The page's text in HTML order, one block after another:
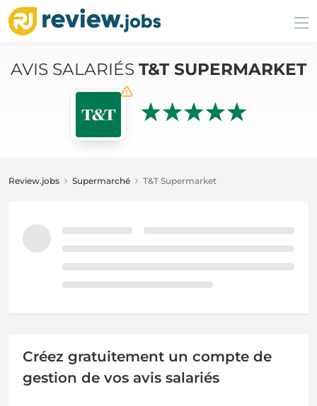
AVIS SALARIÉS T&T SUPERMARKET
Review.jobs Supermarché T&T Supermarket
Créez gratuitement un compte de
gestion de vos avis salariés